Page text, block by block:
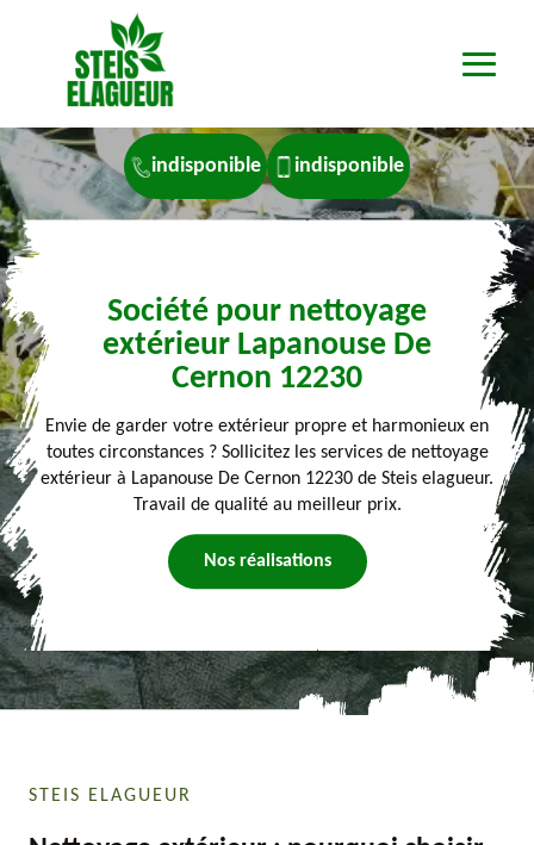
indisponible indisponible
Société pour nettoyage
extérieur Lapanouse De
Cernon 12230
Envie de garder votre extérieur propre et harmonieux en
toutes circonstances ? Sollicitez les services de nettoyage
extérieur à Lapanouse De Cernon 12230 de Steis elagueur.
Travail de qualité au meilleur prix.
Nos réalisations
STEIS ELAGUEUR